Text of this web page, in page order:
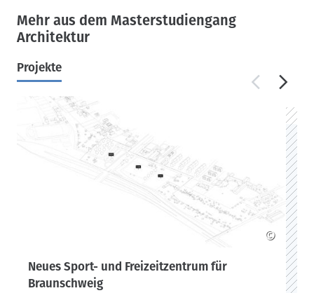
Raum & Detail
In den Neubauten, als auch im Bestand, können verschiedene
Wohnungsangebote für unterschiedliche Bedürfnisse
geschaffen werden. Dabei sind die Durchmischung und
Interaktion der unterschiedlichen Gruppen von Menschen von
großer Bedeutung im Entwurf. Zusätzlich ist ein Coworking -
space, ein Fitnessstudio und eine Kindertagesbetreuung in
den jeweiligen Erdgeschossen geplant.
Die Neubauten werden in der TriQBriQ- Bauweise Mikro
Modular als ein Holzmassivbau errichtet. Das Holz aus den
BriQs stammt dabei von unbehandelten Nadelholz aus
regionalen Wäldern, als auch aus Kalamitätsholz wie
Schwachholz, Sturmholz, Käferholz und Kernholz.
Mehr aus dem Masterstudiengang
Architektur
Projekte
©
Neues Sport- und Freizeitzentrum für
Braunschweig